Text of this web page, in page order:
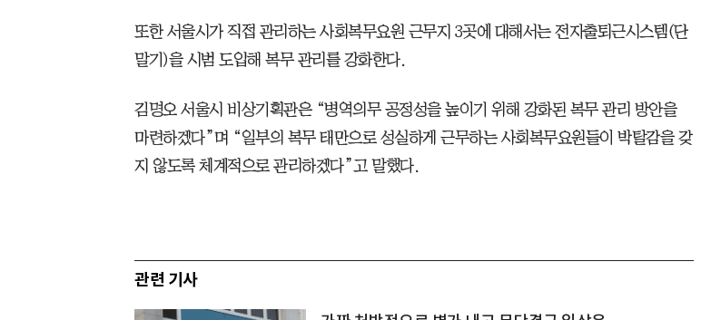
또한 서울시가 직접 관리하는 사회복무요원 근무지 3곳에 대해서는 전자출퇴근시스템(단
말기)을 시범 도입해 복무 관리를 강화한다.
김명오 서울시 비상기획관은 “병역의무 공정성을 높이기 위해 강화된 복무 관리 방안을
마련하겠다”며 “일부의 복무 태만으로 성실하게 근무하는 사회복무요원들이 박탈감을 갖
지 않도록 체계적으로 관리하겠다”고 말했다.
관련 기사